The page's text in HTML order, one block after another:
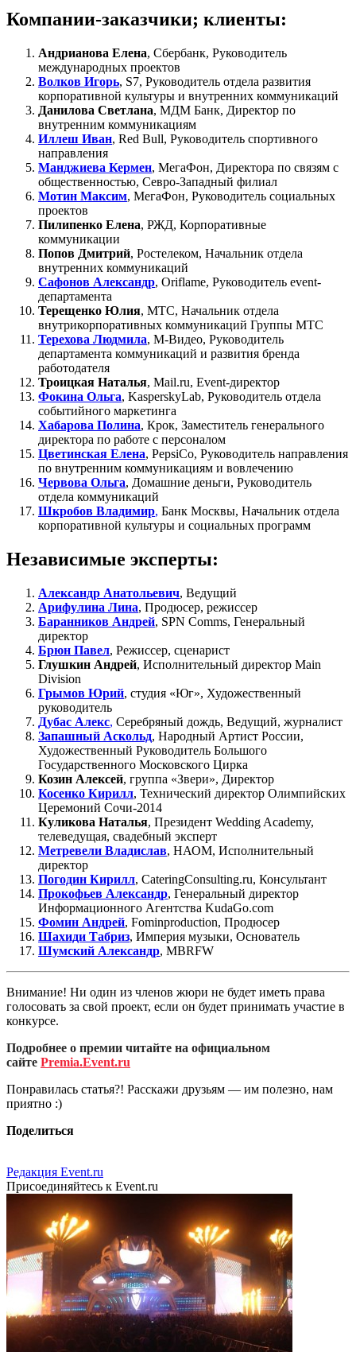
Компании-заказчики; клиенты:
Андрианова Елена, Сбербанк, Руководитель
международных проектов
Волков Игорь, S7, Руководитель отдела развития
корпоративной культуры и внутренних коммуникаций
Данилова Светлана, МДМ Банк, Директор по
внутренним коммуникациям
Иллеш Иван, Red Bull, Руководитель спортивного
направления
Манджиева Кермен, МегаФон, Директора по связям с
общественностью, Севро-Западный филиал
Мотин Максим, МегаФон, Руководитель социальных
проектов
Пилипенко Елена, РЖД, Корпоративные
коммуникации
Попов Дмитрий, Ростелеком, Начальник отдела
внутренних коммуникаций
Сафонов Александр, Oriflame, Руководитель event-
департамента
Терещенко Юлия, МТС, Начальник отдела
внутрикорпоративных коммуникаций Группы МТС
Терехова Людмила, М-Видео, Руководитель
департамента коммуникаций и развития бренда
работодателя
Троицкая Наталья, Mail.ru, Event-директор
Фокина Ольга, KasperskyLab, Руководитель отдела
событийного маркетинга
Хабарова Полина, Крок, Заместитель генерального
директора по работе с персоналом
Цветинская Елена, PepsiCo, Руководитель направления
по внутренним коммуникациям и вовлечению
Червова Ольга, Домашние деньги, Руководитель
отдела коммуникаций
Шкробов Владимир, Банк Москвы, Начальник отдела
корпоративной культуры и социальных программ
Независимые эксперты:
Александр Анатольевич, Ведущий
Арифулина Лина, Продюсер, режиссер
Баранников Андрей, SPN Comms, Генеральный
директор
Брюн Павел, Режиссер, сценарист
Глушкин Андрей, Исполнительный директор Main
Division
Грымов Юрий, студия «Юг», Художественный
руководитель
Дубас Алекс, Серебряный дождь, Ведущий, журналист
Запашный Аскольд, Народный Артист России,
Художественный Руководитель Большого
Государственного Московского Цирка
Козин Алексей, группа «Звери», Директор
Косенко Кирилл, Технический директор Олимпийских
Церемоний Сочи-2014
Куликова Наталья, Президент Wedding Academy,
телеведущая, свадебный эксперт
Метревели Владислав, НАОМ, Исполнительный
директор
Погодин Кирилл, CateringConsulting.ru, Консультант
Прокофьев Александр, Генеральный директор
Информационного Агентства KudaGo.com
Фомин Андрей, Fominproduction, Продюсер
Шахиди Табриз, Империя музыки, Основатель
Шумский Александр, MBRFW
Внимание! Ни один из членов жюри не будет иметь права
голосовать за свой проект, если он будет принимать участие в
конкурсе.
Подробнее о премии читайте на официальном
сайте Premia.Event.ru
Понравилась статья?! Расскажи друзьям — им полезно, нам
приятно :)
Поделиться
Редакция Event.ru
Присоединяйтесь к Event.ru